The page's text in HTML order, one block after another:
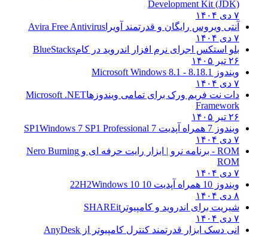
Development Kit (JDK)
۷ دی ۱۴۰۴
آنتی ویروس رایگان و قدرتمند آویرا Avira Free Antivirus
۷ دی ۱۴۰۴
بلو استکس اجرای نرم افزار اندروید در کامBlueStacks
۲۶ تیر ۱۴۰۵
ویندوز 8.1
8.1 - Microsoft Windows 8.1
۷ دی ۱۴۰۴
دات نت فریم ورک برای تمامی ویندوزهاMicrosoft .NET
Framework
۲۶ تیر ۱۴۰۵
ویندوز 7 همراه آپدیت 7 SP1
Windows 7 SP1 Professional
۷ دی ۱۴۰۴
ROM - برنامه نرو | ابزار رایت حرفه ای و
Nero Burning
ROM
۷ دی ۱۴۰۴
ویندوز 10 همراه آپدیت 10 22H2
Windows 10
۸ دی ۱۴۰۴
شیریت برای اندروید و کامپیوتر SHAREit
۷ دی ۱۴۰۴
انی دسک ابزار قدرتمند کنترل کامپیوتر از AnyDesk